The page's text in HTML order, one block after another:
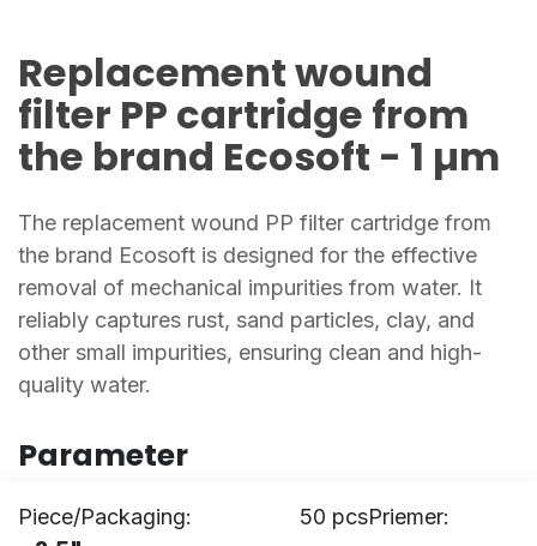
Replacement wound
filter PP cartridge from
the brand Ecosoft - 1 µm
The replacement wound PP filter cartridge from
the brand Ecosoft is designed for the effective
removal of mechanical impurities from water. It
reliably captures rust, sand particles, clay, and
other small impurities, ensuring clean and high-
quality water. ​
Parameter
Piece/Packaging: 50 pcsPriemer: